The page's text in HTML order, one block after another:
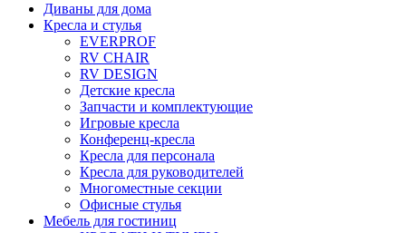
Диваны для дома
Кресла и стулья
EVERPROF
RV CHAIR
RV DESIGN
Детские кресла
Запчасти и комплектующие
Игровые кресла
Конференц-кресла
Кресла для персонала
Кресла для руководителей
Многоместные секции
Офисные стулья
Мебель для гостиниц